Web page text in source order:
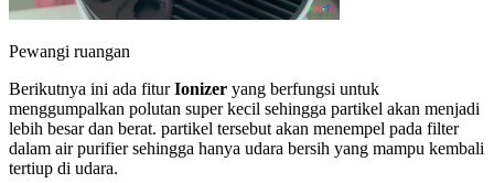
Pewangi ruangan
Berikutnya ini ada fiturIonizer yang berfungsi untuk
menggumpalkan polutan super kecil sehingga partikel akan menjadi
lebih besar dan berat. partikel tersebut akan menempel pada filter
dalam air purifier sehingga hanya udara bersih yang mampu kembali
tertiup di udara.